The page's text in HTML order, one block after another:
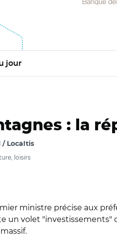
jour
: la
/ Localtis
loisirs
ministre précise aux
un volet